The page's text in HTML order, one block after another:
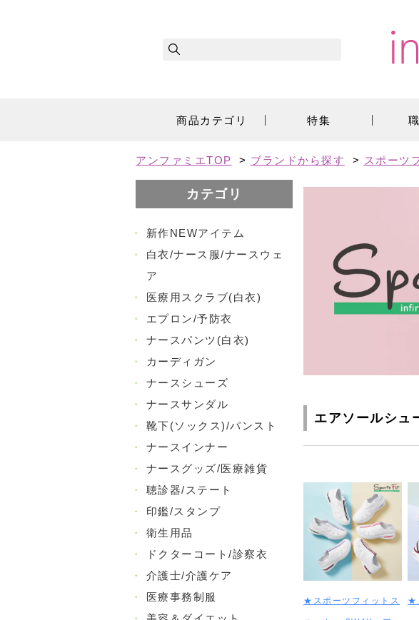
商品カテゴリ 特集
アンファミエTOP > ブランドから探す > スポーツ
カテゴリ
・
新作NEWアイテム
・
白衣/ナース服/ナースウェ
ア
・
医療用スクラブ(白衣)
・
エプロン/予防衣
・
ナースパンツ(白衣)
・
カーディガン
・
ナースシューズ
・
ナースサンダル
・
靴下(ソックス)/パンスト
・
ナースインナー
・
ナースグッズ/医療雑貨
・
聴診器/ステート
・
印鑑/スタンプ
・
衛生用品
・
ドクターコート/診察衣
・
介護士/介護ケア
・
医療事務制服
エアソールシュ
★スポーツフィットス ★